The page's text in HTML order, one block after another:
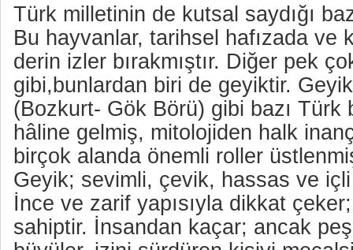
Türk milletinin de kutsal saydığı
Bu hayvanlar, tarihsel hafızada ve
derin izler bırakmıştır. Diğer pek
gibi,bunlardan biri de geyiktir.
(Bozkurt- Gök Börü) gibi bazı Türk
hâline gelmiş, mitolojiden halk
birçok alanda önemli roller
Geyik; sevimli, çevik, hassas ve içli
İnce ve zarif yapısıyla dikkat
sahiptir. İnsandan kaçar; ancak